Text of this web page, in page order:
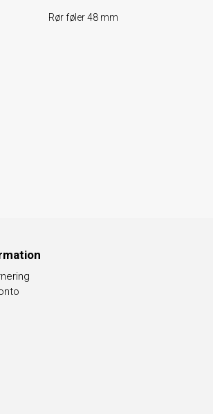
Rør føler 48 mm